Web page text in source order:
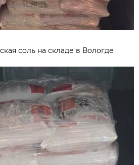
соль на складе в Вологде